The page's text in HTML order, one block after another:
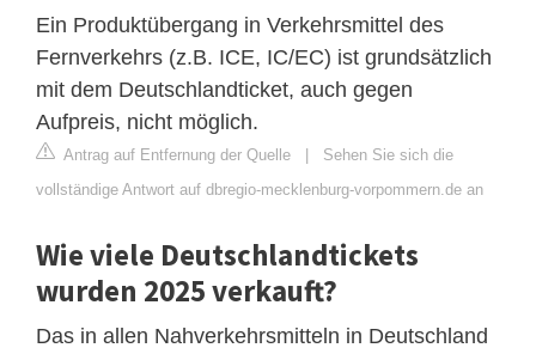
Ein Produktübergang in Verkehrsmittel des
Fernverkehrs (z.B. ICE, IC/EC) ist grundsätzlich
mit dem Deutschlandticket, auch gegen
Aufpreis, nicht möglich.
Antrag auf Entfernung der Quelle | Sehen Sie sich die
vollständige Antwort auf dbregio-mecklenburg-vorpommern.de an
Wie viele Deutschlandtickets
wurden 2025 verkauft?
Das in allen Nahverkehrsmitteln in Deutschland